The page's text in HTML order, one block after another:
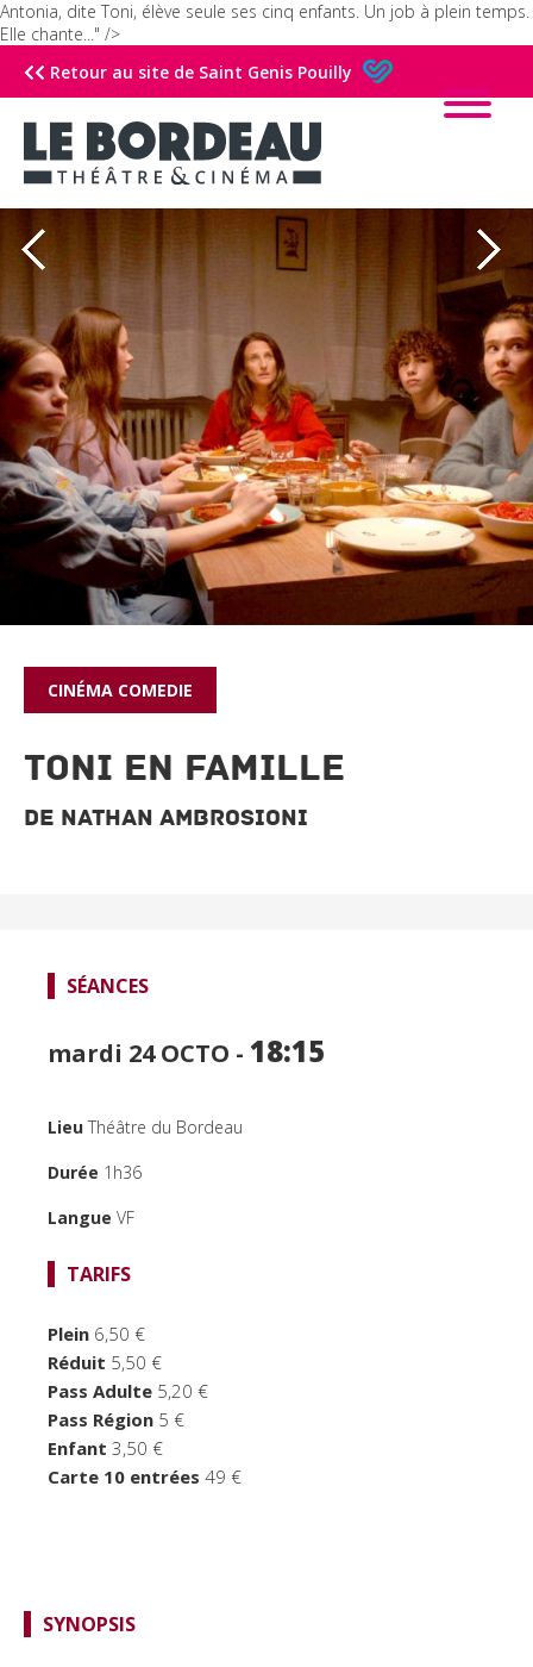
Antonia, dite Toni, élève seule ses cinq enfants. Un job à plein temps.
Elle chante..." />
Retour au site de Saint Genis Pouilly
PUBLIC JEUNE
LE BORDEAU
CINÉMA COMEDIE
TONI EN FAMILLE
De Nathan Ambrosioni
SÉANCES
mardi 24OCTO - 18:15
Lieu Théâtre du Bordeau
Durée 1h36
Langue VF
TARIFS
Plein 6,50 €
Réduit 5,50 €
Pass Adulte 5,20 €
Pass Région 5 €
Enfant 3,50 €
Carte 10 entrées 49 €
SYNOPSIS